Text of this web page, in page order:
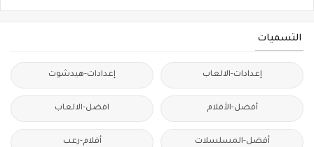
التسميات
إعدادات-الالعاب إعدادات-هيدشوت
أفضل-الأفلام افضل-الالعاب
أفضل-المسلسلات أفلام-رعب